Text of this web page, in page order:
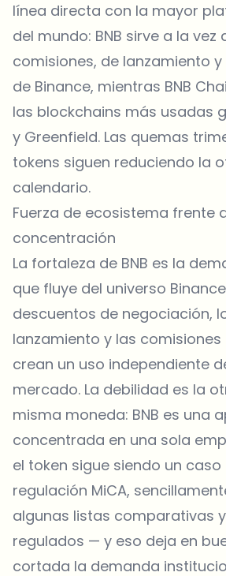
línea directa con la mayor
del mundo: BNB sirve a la vez
comisiones, de lanzamiento
de Binance, mientras BNB
las blockchains más usadas
y Greenfield. Las quemas
tokens siguen reduciendo la
calendario.
Fuerza de ecosistema frente
concentración
La fortaleza de BNB es la
que fluye del universo
descuentos de negociación,
lanzamiento y las
crean un uso independiente
mercado. La debilidad es la
misma moneda: BNB es una
concentrada en una sola
el token sigue siendo un
regulación MiCA,
algunas listas comparativas
regulados — y eso deja en
cortada la demanda